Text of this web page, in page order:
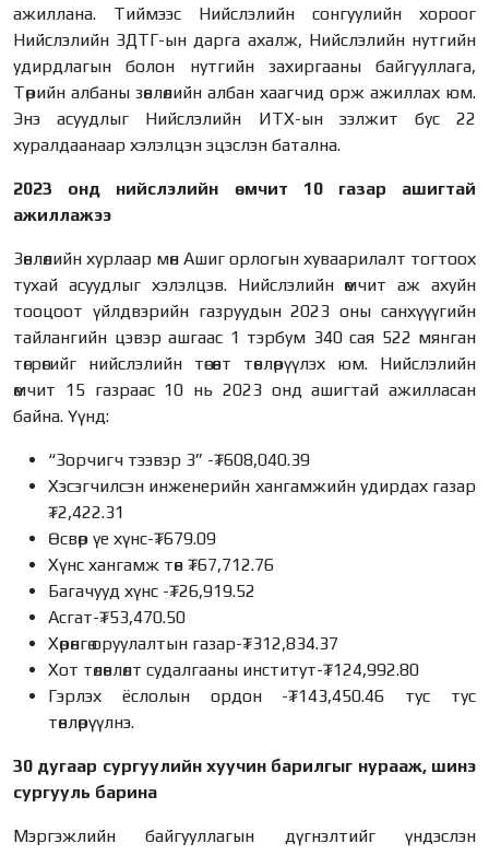
ажиллана. Тиймээс Нийслэлийн сонгуулийн хороог
Нийслэлийн ЗДТГ-ын дарга ахалж, Нийслэлийн нутгийн
удирдлагын болон нутгийн захиргааны байгууллага,
Төрийн албаны зөвлөлийн албан хаагчид орж ажиллах юм.
Энэ асуудлыг Нийслэлийн ИТХ-ын ээлжит бус 22
хуралдаанаар хэлэлцэн эцэслэн батална.
2023 онд нийслэлийн өмчит 10 газар ашигтай
ажиллажээ
Зөвлөлийн хурлаар мөн Ашиг орлогын хуваарилалт тогтоох
тухай асуудлыг хэлэлцэв. Нийслэлийн өмчит аж ахуйн
тооцоот үйлдвэрийн газруудын 2023 оны санхүүүгийн
тайлангийн цэвэр ашгаас 1 тэрбум 340 сая 522 мянган
төгрөгийг нийслэлийн төсөвт төвлөрүүлэх юм. Нийслэлийн
өмчит 15 газраас 10 нь 2023 онд ашигтай ажилласан
байна. Үүнд:
“Зорчигч тээвэр 3” -₮608,040.39
Хэсэгчилсэн инженерийн хангамжийн удирдах газар
₮2,422.31
Өсвөр үе хүнс-₮679.09
Хүнс хангамж төв ₮67,712.76
Багачууд хүнс -₮26,919.52
Асгат-₮53,470.50
Хөрөнгө оруулалтын газар-₮312,834.37
Хот төлөвлөлт судалгааны институт-₮124,992.80
Гэрлэх ёслолын ордон -₮143,450.46 тус тус
төвлөрүүлнэ.
30 дугаар сургуулийн хуучин барилгыг нурааж, шинэ
сургууль барина
Мэргэжлийн байгууллагын дүгнэлтийг үндэслэн